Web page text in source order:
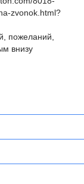
zvonok.html?
пожеланий,
внизу